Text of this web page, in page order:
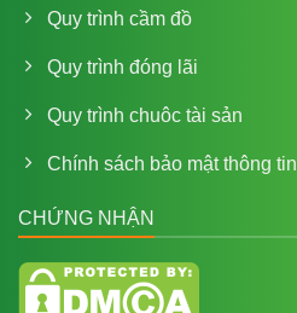
Quy trình cầm đồ
Quy trình đóng lãi
Quy trình chuôc tài sản
Chính sách bảo mật thông tin
CHỨNG NHẬN